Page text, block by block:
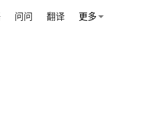
问问 翻译 更多